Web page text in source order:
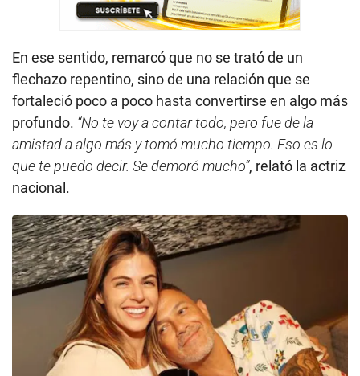
En ese sentido, remarcó que no se trató de un
flechazo repentino, sino de una relación que se
fortaleció poco a poco hasta convertirse en algo más
profundo. “No te voy a contar todo, pero fue de la
amistad a algo más y tomó mucho tiempo. Eso es lo
que te puedo decir. Se demoró mucho”, relató la actriz
nacional.